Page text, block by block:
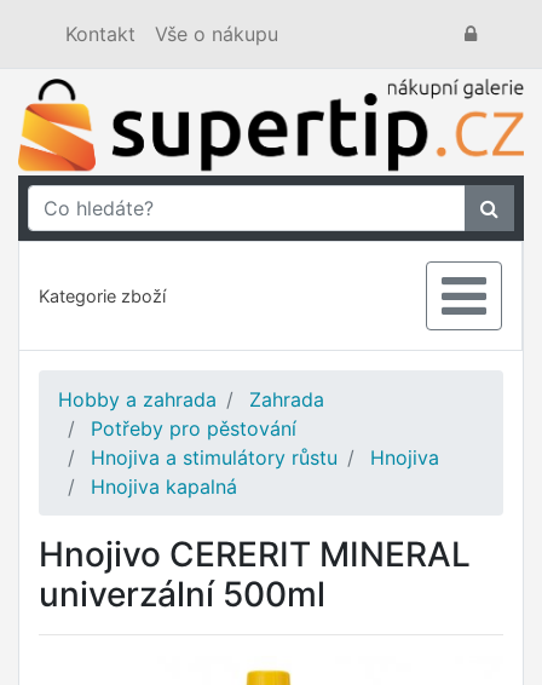
Kontakt Vše o nákupu
Kategorie zboží
Hobby a zahrada
Zahrada
Potřeby pro pěstování
Hnojiva a stimulátory růstu
Hnojiva
Hnojiva kapalná
Hnojivo CERERIT MINERAL
univerzální 500ml